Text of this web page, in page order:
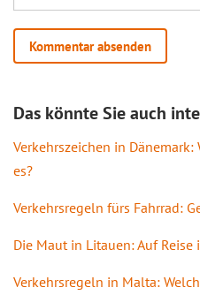
Das könnte Sie auch
Verkehrszeichen in
es?
Verkehrsregeln fürs Fahrrad:
Die Maut in Litauen: Auf Reise
Verkehrsregeln in Malta: